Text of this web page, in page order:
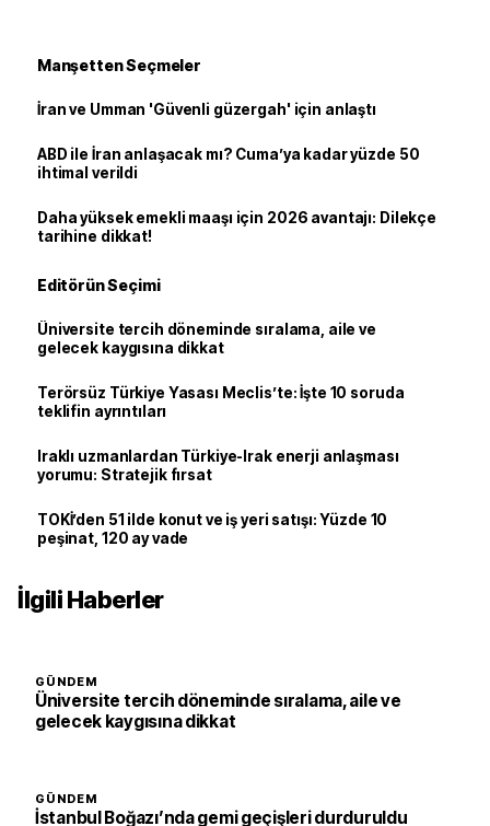
Manşetten Seçmeler
İran ve Umman 'Güvenli güzergah' için anlaştı
ABD ile İran anlaşacak mı? Cuma’ya kadar yüzde 50
ihtimal verildi
Daha yüksek emekli maaşı için 2026 avantajı: Dilekçe
tarihine dikkat!
Editörün Seçimi
Üniversite tercih döneminde sıralama, aile ve
gelecek kaygısına dikkat
Terörsüz Türkiye Yasası Meclis’te: İşte 10 soruda
teklifin ayrıntıları
Iraklı uzmanlardan Türkiye-Irak enerji anlaşması
yorumu: Stratejik fırsat
TOKİ’den 51 ilde konut ve iş yeri satışı: Yüzde 10
peşinat, 120 ay vade
İlgili Haberler
GÜNDEM
Üniversite tercih döneminde sıralama, aile ve
gelecek kaygısına dikkat
GÜNDEM
İstanbul Boğazı’nda gemi geçişleri durduruldu